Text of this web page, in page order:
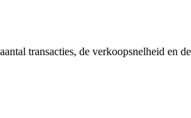
transacties, de verkoopsnelheid en